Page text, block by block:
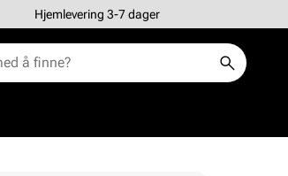
Hjemlevering 3-7 dager